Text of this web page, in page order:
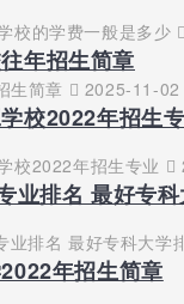
校的学费一般是多少
年招生简章
生简章 2025-11-
校2022年招生
校2022年招生专业
业排名 最好专科
业排名 最好专科大学
年招生简章